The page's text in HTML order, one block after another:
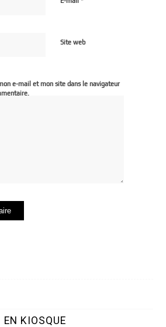
Site web
e-mail et mon site dans le navigateur
EN KIOSQUE